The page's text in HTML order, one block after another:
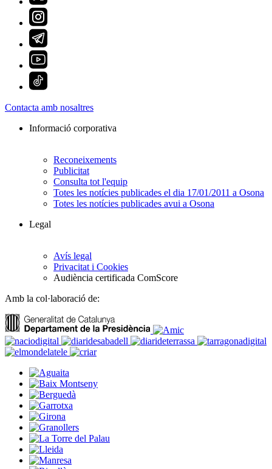
Contacta amb nosaltres
Informació corporativa
Reconeixements
Publicitat
Consulta tot l'equip
Totes les notícies publicades el dia 17/01/2011 a Osona
Totes les notícies publicades avui a Osona
Legal
Avís legal
Privacitat i Cookies
Audiència certificada ComScore
Amb la col·laboració de: